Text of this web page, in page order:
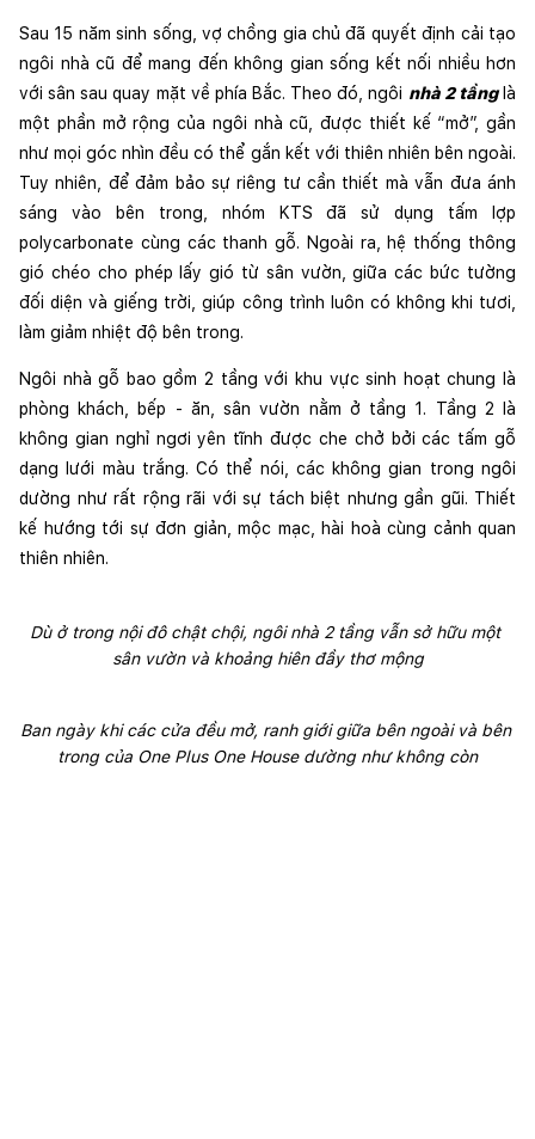
Sau 15 năm sinh sống, vợ chồng gia chủ đã quyết định cải tạo
ngôi nhà cũ để mang đến không gian sống kết nối nhiều hơn
với sân sau quay mặt về phía Bắc. Theo đó, ngôi nhà 2 tầng là
một phần mở rộng của ngôi nhà cũ, được thiết kế “mở”, gần
như mọi góc nhìn đều có thể gắn kết với thiên nhiên bên ngoài.
Tuy nhiên, để đảm bảo sự riêng tư cần thiết mà vẫn đưa ánh
sáng vào bên trong, nhóm KTS đã sử dụng tấm lợp
polycarbonate cùng các thanh gỗ. Ngoài ra, hệ thống thông
gió chéo cho phép lấy gió từ sân vườn, giữa các bức tường
đối diện và giếng trời, giúp công trình luôn có không khi tươi,
làm giảm nhiệt độ bên trong.
Ngôi nhà gỗ bao gồm 2 tầng với khu vực sinh hoạt chung là
phòng khách, bếp - ăn, sân vườn nằm ở tầng 1. Tầng 2 là
không gian nghỉ ngơi yên tĩnh được che chở bởi các tấm gỗ
dạng lưới màu trắng. Có thể nói, các không gian trong ngôi
dường như rất rộng rãi với sự tách biệt nhưng gần gũi. Thiết
kế hướng tới sự đơn giản, mộc mạc, hài hoà cùng cảnh quan
thiên nhiên.
Dù ở trong nội đô chật chội, ngôi nhà 2 tầng vẫn sở hữu một
sân vườn và khoảng hiên đầy thơ mộng
Ban ngày khi các cửa đều mở, ranh giới giữa bên ngoài và bên
trong của One Plus One House dường như không còn